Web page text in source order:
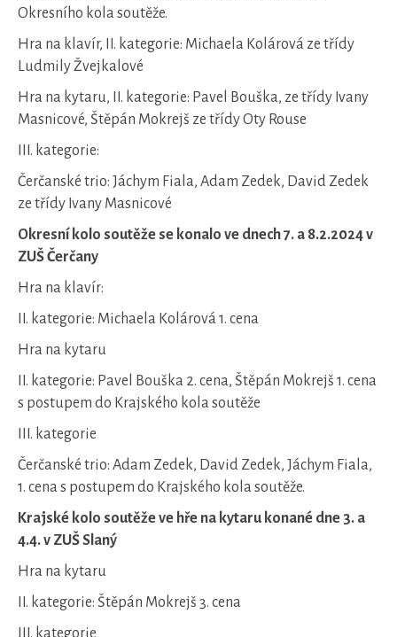
Okresního kola soutěže.
Hra na klavír, II. kategorie: Michaela Kolárová ze třídy
Ludmily Žvejkalové
Hra na kytaru, II. kategorie: Pavel Bouška, ze třídy Ivany
Masnicové, Štěpán Mokrejš ze třídy Oty Rouse
III. kategorie:
Čerčanské trio: Jáchym Fiala, Adam Zedek, David Zedek
ze třídy Ivany Masnicové
Okresní kolo soutěže se konalo ve dnech 7. a 8.2.2024 v
ZUŠ Čerčany
Hra na klavír:
II. kategorie: Michaela Kolárová 1. cena
Hra na kytaru
II. kategorie: Pavel Bouška 2. cena, Štěpán Mokrejš 1. cena
s postupem do Krajského kola soutěže
III. kategorie
Čerčanské trio: Adam Zedek, David Zedek, Jáchym Fiala,
1. cena s postupem do Krajského kola soutěže.
Krajské kolo soutěže ve hře na kytaru konané dne 3. a
4.4. v ZUŠ Slaný
Hra na kytaru
II. kategorie: Štěpán Mokrejš 3. cena
III. kategorie